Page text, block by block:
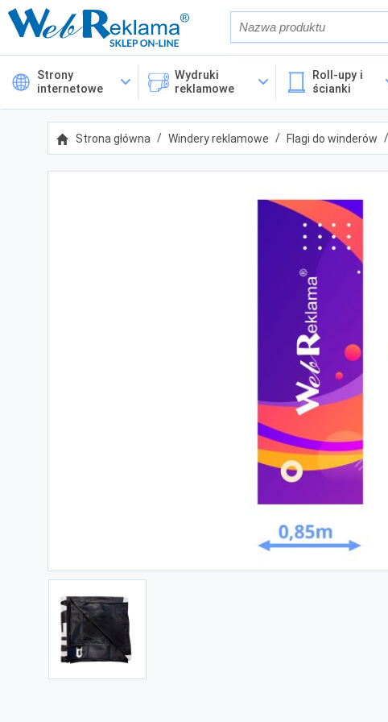
Również w opisach
Cena
Kategorie
Strony
internetowe
Wydruki
reklamowe
Roll-upy i
ścianki
Strona główna Windery reklamowe Flagi do winderów